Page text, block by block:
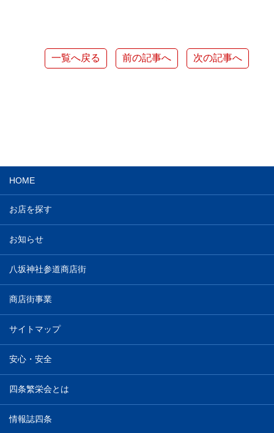
一覧へ戻る 前の記事へ 次の記事へ
HOME
お店を探す
お知らせ
八坂神社参道商店街
商店街事業
サイトマップ
安心・安全
四条繁栄会とは
情報誌四条